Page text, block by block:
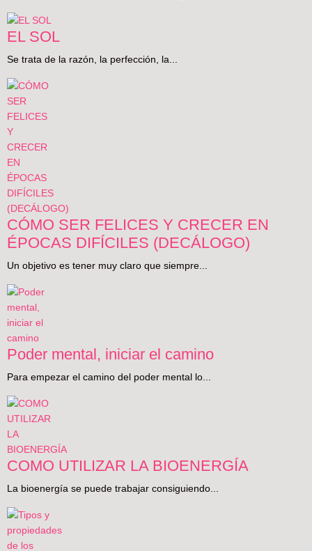
EL SOL
Se trata de la razón, la perfección, la...
CÓMO SER FELICES Y CRECER EN
ÉPOCAS DIFÍCILES (DECÁLOGO)
Un objetivo es tener muy claro que siempre...
Poder mental, iniciar el camino
Para empezar el camino del poder mental lo...
COMO UTILIZAR LA BIOENERGÍA
La bioenergía se puede trabajar consiguiendo...